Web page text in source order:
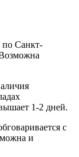
по Санкт-
1-2 дней.
с
и